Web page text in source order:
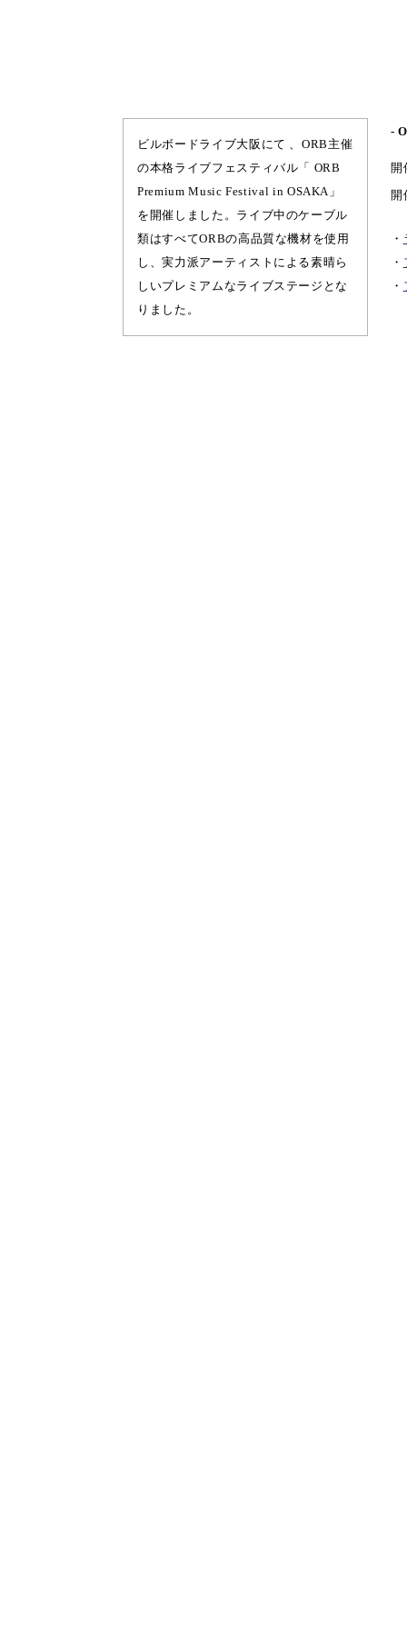
ビルボードライブ大阪にて 、ORB主催
の本格ライブフェスティバル「 ORB
Premium Music Festival in OSAKA」
を開催しました。ライブ中のケーブル
類はすべてORBの高品質な機材を使用
し、実力派アーティストによる素晴ら
しいプレミアムなライブステージとな
りました。
-
開
開
・
・
・